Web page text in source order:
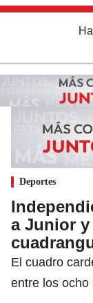
Deportes
a Junior
El cuadro
entre los ocho